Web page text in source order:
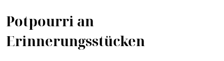
Potpourri an
Erinnerungsstücken